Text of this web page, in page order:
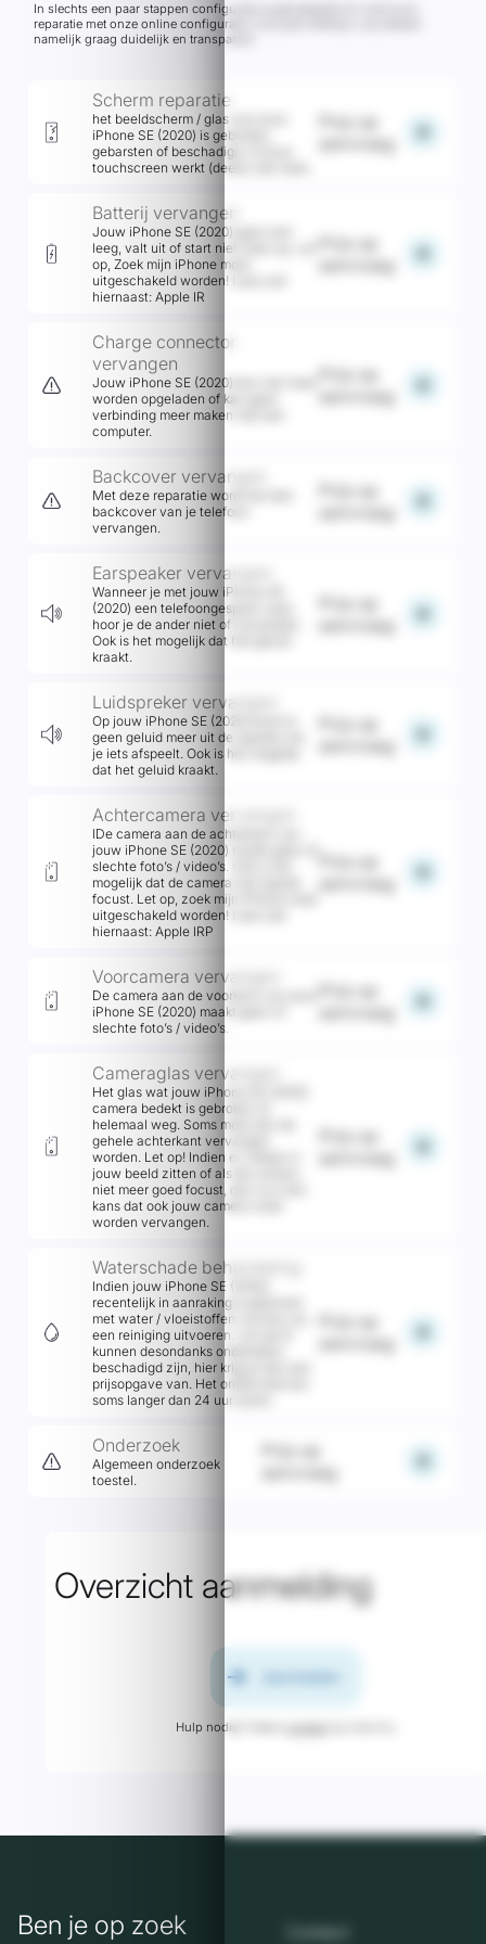
In slechts een paar stappen configureer je gemakkelijk en snel jouw
reparatie met onze online configurator inclusief offertool, wij werken
namelijk graag duidelijk en transparant
Scherm reparatie
het beeldscherm / glas van jouw
iPhone SE (2020) is gebroken,
gebarsten of beschadigd. of jouw
touchscreen werkt (deels) niet meer.
aanvraag
add
Batterij vervangen
Jouw iPhone SE (2020) gaat snel
leeg, valt uit of start niet meer op. Let
op, Zoek mijn iPhone moet
uitgeschakeld worden! Lees ook
hiernaast: Apple IR
Prijs op
aanvraag
add
Charge connector
vervangen
Jouw iPhone SE (2020) kan niet meer
worden opgeladen of kan geen
verbinding meer maken met een
computer.
aanvraag
add
Backcover vervangen
Met deze reparatie wordt de hele
backcover van je telefoon
vervangen.
Prijs op
aanvraag
add
Earspeaker vervangen
Wanneer je met jouw iPhone SE
(2020) een telefoongesprek voert,
hoor je de ander niet of nauwelijks.
Ook is het mogelijk dat het geluid
kraakt.
Prijs op
aanvraag
add
Luidspreker vervangen
Op jouw iPhone SE (2020) komt er
geen geluid meer uit de speaker als
je iets afspeelt. Ook is het mogelijk
dat het geluid kraakt.
aanvraag
add
Achtercamera vervangen
lDe camera aan de achterkant van
jouw iPhone SE (2020) maakt geen of
slechte foto’s / video’s. Ook is het
mogelijk dat de camera niet (goed)
focust. Let op, zoek mijn iPhone moet
uitgeschakeld worden! Lees ook
hiernaast: Apple IRP
Prijs op
aanvraag
add
Voorcamera vervangen
De camera aan de voorkant van jouw
iPhone SE (2020) maakt geen of
slechte foto’s / video’s.
Prijs op
aanvraag
add
Cameraglas vervangen
Het glas wat jouw iPhone SE (2020)
camera bedekt is gebroken of
helemaal weg. Soms moet dan de
gehele achterkant vervangen
worden. Let op! Indien er vlekjes in
jouw beeld zitten of als de camera
niet meer goed focust, dan is er een
kans dat ook jouw camera moet
worden vervangen.
Prijs op
aanvraag
add
Waterschade behandeling
Indien jouw iPhone SE (2020)
recentelijk in aanraking is gekomen
met water / vloeistoffen, kunnen wij
een reiniging uitvoeren. Let op! Er
kunnen desondanks onderdelen
beschadigd zijn, hier krijg je dan een
prijsopgave van. Het onderzoek kan
soms langer dan 24 uur duren.
aanvraag
add
Onderzoek
Algemeen onderzoek
toestel.
aanvraag
add
Overzicht aanmelding
arrow_forward
Hulp nodig? Neem
Ben je op zoek
Contact